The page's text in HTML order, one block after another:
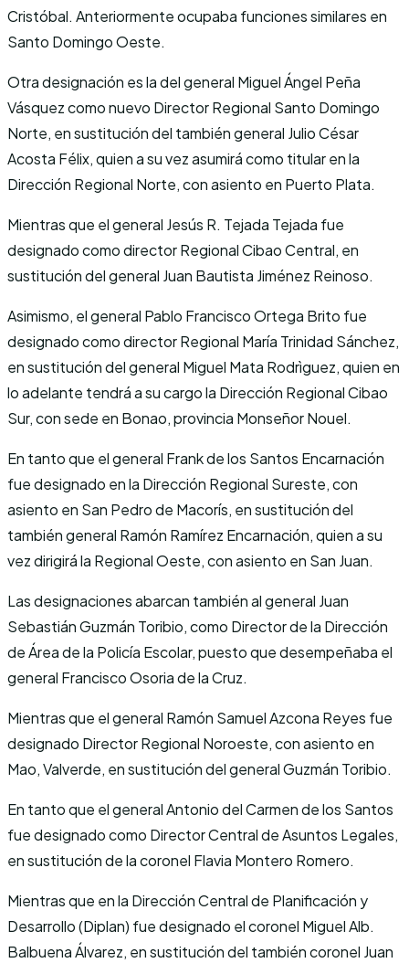
Cristóbal. Anteriormente ocupaba funciones similares en
Santo Domingo Oeste.
Otra designación es la del general Miguel Ángel Peña
Vásquez como nuevo Director Regional Santo Domingo
Norte, en sustitución del también general Julio César
Acosta Félix, quien a su vez asumirá como titular en la
Dirección Regional Norte, con asiento en Puerto Plata.
Mientras que el general Jesús R. Tejada Tejada fue
designado como director Regional Cibao Central, en
sustitución del general Juan Bautista Jiménez Reinoso.
Asimismo, el general Pablo Francisco Ortega Brito fue
designado como director Regional María Trinidad Sánchez,
en sustitución del general Miguel Mata Rodrìguez, quien en
lo adelante tendrá a su cargo la Dirección Regional Cibao
Sur, con sede en Bonao, provincia Monseñor Nouel.
En tanto que el general Frank de los Santos Encarnación
fue designado en la Dirección Regional Sureste, con
asiento en San Pedro de Macorís, en sustitución del
también general Ramón Ramírez Encarnación, quien a su
vez dirigirá la Regional Oeste, con asiento en San Juan.
Las designaciones abarcan también al general Juan
Sebastián Guzmán Toribio, como Director de la Dirección
de Área de la Policía Escolar, puesto que desempeñaba el
general Francisco Osoria de la Cruz.
Mientras que el general Ramón Samuel Azcona Reyes fue
designado Director Regional Noroeste, con asiento en
Mao, Valverde, en sustitución del general Guzmán Toribio.
En tanto que el general Antonio del Carmen de los Santos
fue designado como Director Central de Asuntos Legales,
en sustitución de la coronel Flavia Montero Romero.
Mientras que en la Dirección Central de Planificación y
Desarrollo (Diplan) fue designado el coronel Miguel Alb.
Balbuena Álvarez, en sustitución del también coronel Juan